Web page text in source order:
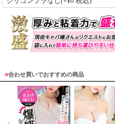
)
■合わせ買いでおすすめの商品